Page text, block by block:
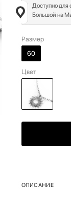
Доступно для
Большой на
Размер
60
Цвет
ОПИСАНИЕ